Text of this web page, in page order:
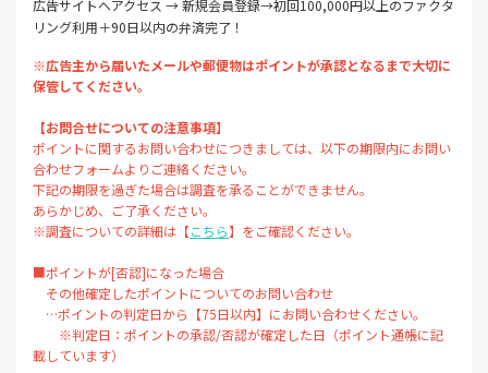
広告サイトへアクセス → 新規会員登録→初回100,000円以上のファクタ
リング利用＋90日以内の弁済完了！
※広告主から届いたメールや郵便物はポイントが承認となるまで大切に
保管してください。
【お問合せについての注意事項】
ポイントに関するお問い合わせにつきましては、以下の期限内にお問い
合わせフォームよりご連絡ください。
下記の期限を過ぎた場合は調査を承ることができません。
あらかじめ、ご了承ください。
※調査についての詳細は【こちら】をご確認ください。
■ポイントが[否認]になった場合
その他確定したポイントについてのお問い合わせ
…ポイントの判定日から【75日以内】にお問い合わせください。
※判定日：ポイントの承認/否認が確定した日（ポイント通帳に記
載しています）